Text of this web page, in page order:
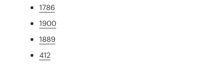
1786
1900
1889
412